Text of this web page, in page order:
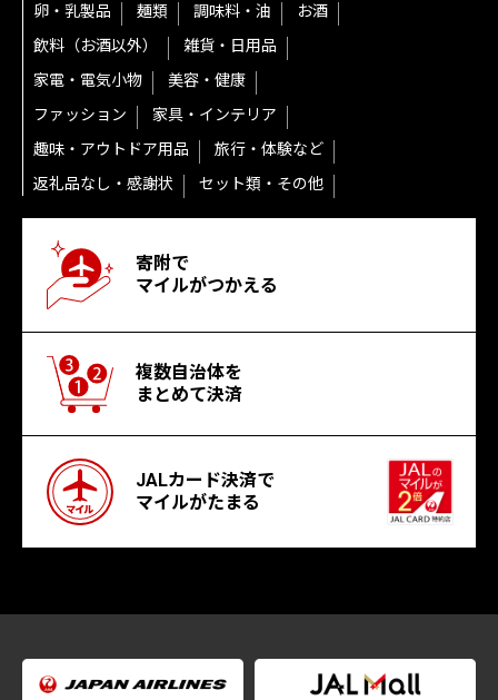
卵・乳製品
麺類 調味料・油
お酒
飲料（お酒以外）
雑貨・日用品
家電・電気小物
美容・健康
ファッション
家具・インテリア
趣味・アウトドア用品
旅行・体験など
返礼品なし・感謝状
セット類・その他
寄附で
マイルがつかえる
複数自治体を
まとめて決済
JALカード決済で
マイルがたまる